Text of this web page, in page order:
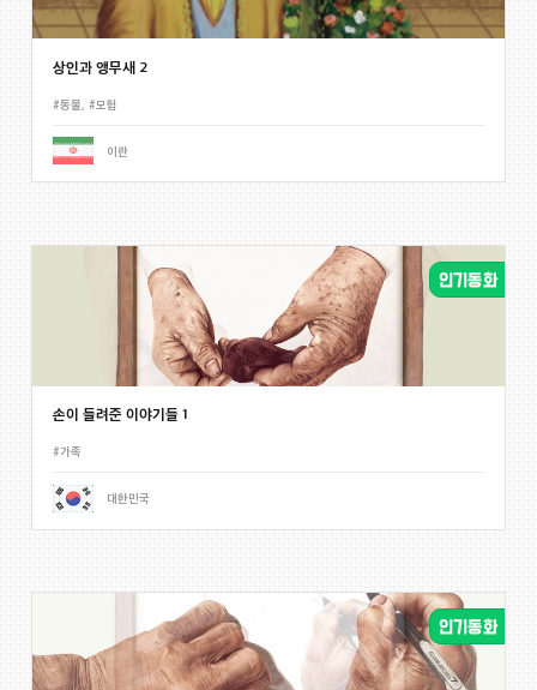
상인과 앵무새 2
#동물 #모험
이란
손이 들려준 이야기들 1
#가족
대한민국